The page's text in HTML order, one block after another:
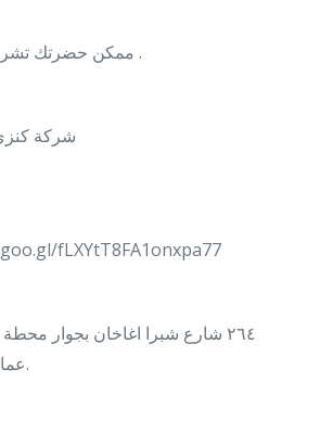
ممكن حضرتك تشرفينا فى مقر الشركة .
شركة كنزى
fLXYtT8FA1onxpa77
٢٦٤ شارع شبرا اغاخان بجوار
عمارة مطعم هارت اتاك.